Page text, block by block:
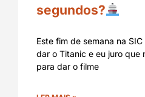
segundos?
Este fim de semana na
dar o Titanic e eu juro que
para dar o filme